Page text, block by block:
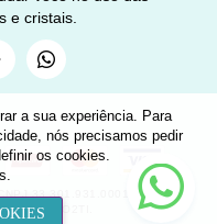
a sua experiência. Para
nós precisamos pedir
os cookies.
.
e cristais.
YoutubeWhatsapp
33.301.931.0001-89. Todos
por O2TI.